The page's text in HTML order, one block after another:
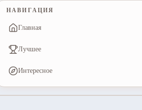
НАВИГАЦИЯ
Главная
Лучшее
Интересное